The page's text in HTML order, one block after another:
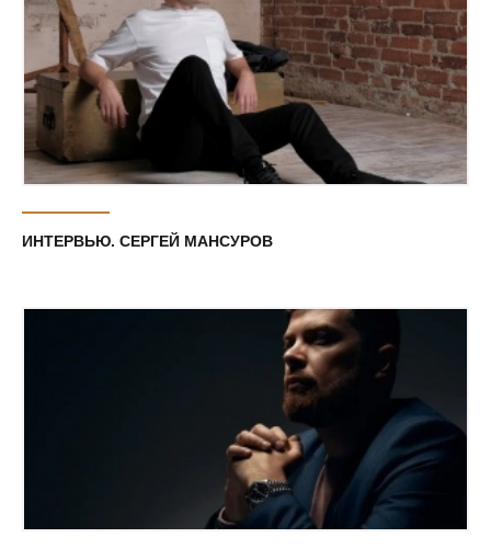
ИНТЕРВЬЮ. СЕРГЕЙ МАНСУРОВ